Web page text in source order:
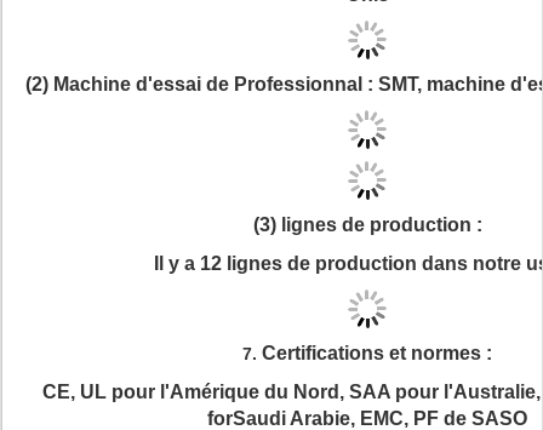
(2) Machine d'essai de Professionnal : SMT, machine
(3) lignes de production :
Il y a 12 lignes de production dans notre
7. Certifications et normes :
CE, UL pour l'Amérique du Nord, SAA pour l'Australie,
forSaudi Arabie, EMC, PF de SASO